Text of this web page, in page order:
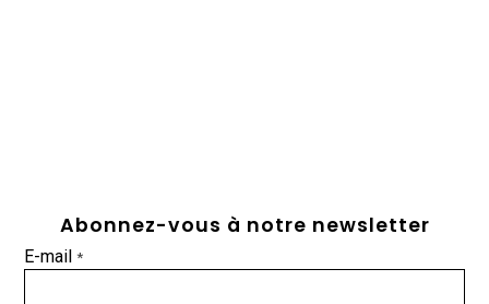
Abonnez-vous à notre newsletter
E-mail*